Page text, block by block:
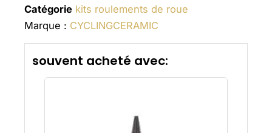
Catégorie kits roulements de roue
Marque : CYCLINGCERAMIC
souvent acheté avec: